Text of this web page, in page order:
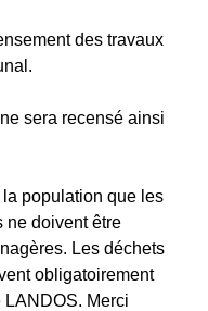
des travaux
sera recensé ainsi
population que les
ne doivent être
Les déchets
obligatoirement
Merci